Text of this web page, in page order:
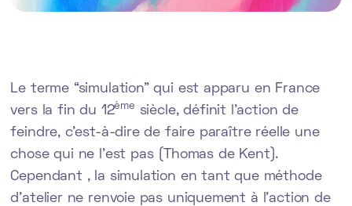
Le terme “simulation” qui est apparu en France
vers la fin du 12ème
siècle, définit l’action de
feindre, c’est-à-dire de faire paraître réelle une
chose qui ne l’est pas (Thomas de Kent).
Cependant , la simulation en tant que méthode
d'atelier ne renvoie pas uniquement à l'action de